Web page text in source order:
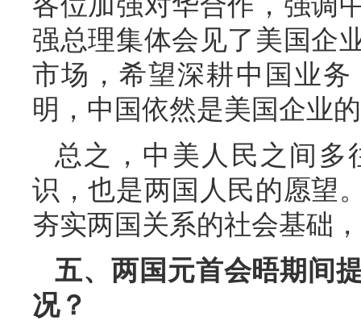
强总理集体会见了美国企
市场，希望深耕中国业
明，中国依然是美国企业
总之，中美人民之间多
识，也是两国人民的愿望
夯实两国关系的社会基础
五、两国元首会晤期间
况？